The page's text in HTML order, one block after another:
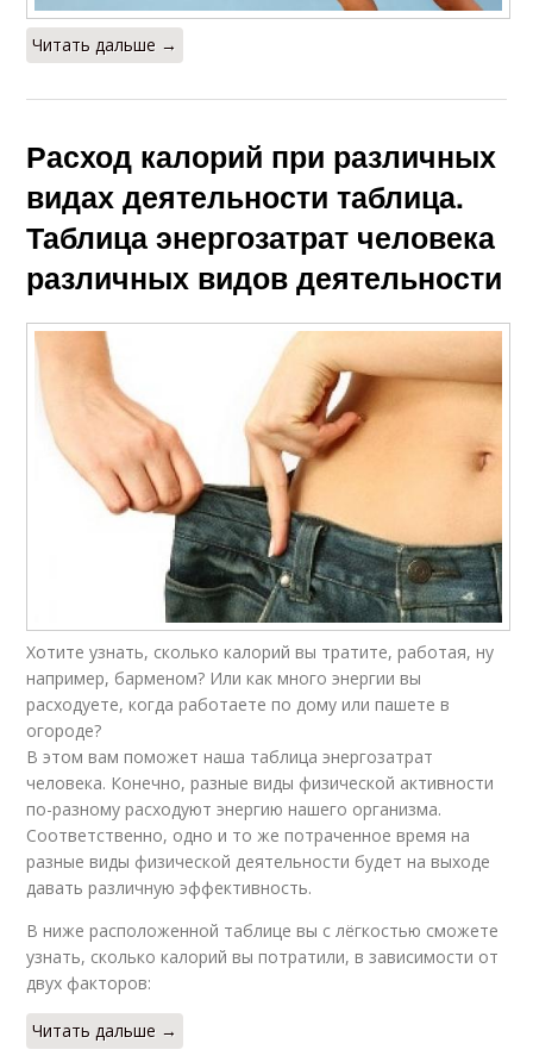
Читать дальше →
Расход калорий при различных
видах деятельности таблица.
Таблица энергозатрат человека
различных видов деятельности
Хотите узнать, сколько калорий вы тратите, работая, ну
например, барменом? Или как много энергии вы
расходуете, когда работаете по дому или пашете в
огороде?
В этом вам поможет наша таблица энергозатрат
человека. Конечно, разные виды физической активности
по-разному расходуют энергию нашего организма.
Соответственно, одно и то же потраченное время на
разные виды физической деятельности будет на выходе
давать различную эффективность.
В ниже расположенной таблице вы с лёгкостью сможете
узнать, сколько калорий вы потратили, в зависимости от
двух факторов:
Читать дальше →